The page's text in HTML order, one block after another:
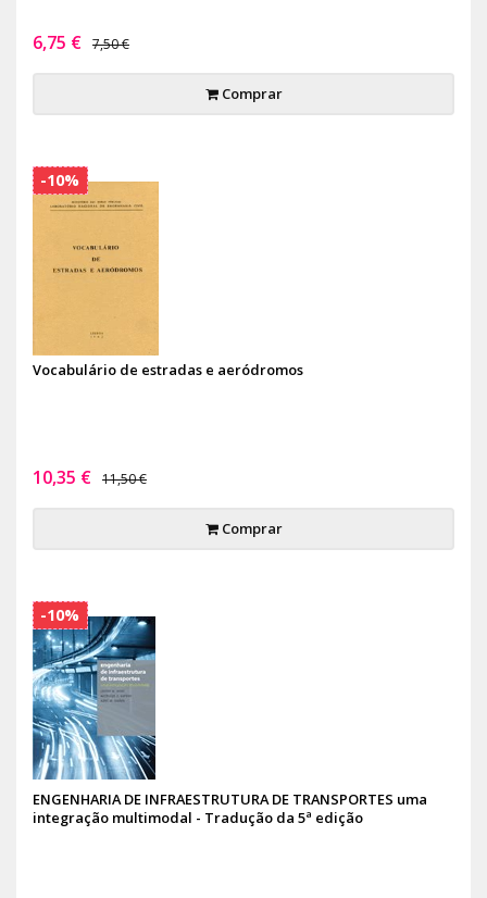
6,75 € 7,50 €
Comprar
Vocabulário de estradas e aeródromos
10,35 € 11,50 €
Comprar
-10%
ENGENHARIA DE INFRAESTRUTURA DE TRANSPORTES uma
integração multimodal - Tradução da 5ª edição
-10%